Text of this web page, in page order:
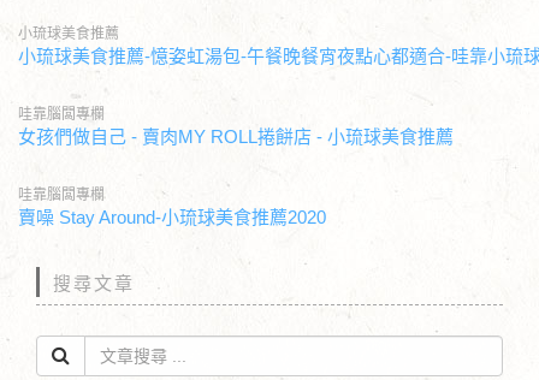
小琉球美食推薦
小琉球美食推薦-憶姿虹湯包-午餐晚餐宵夜點心都適合-哇靠小琉
哇靠腦闆專欄
女孩們做自己 - 賣肉MY ROLL捲餅店 - 小琉球美食推薦
哇靠腦闆專欄
賣噪 Stay Around-小琉球美食推薦2020
搜尋文章